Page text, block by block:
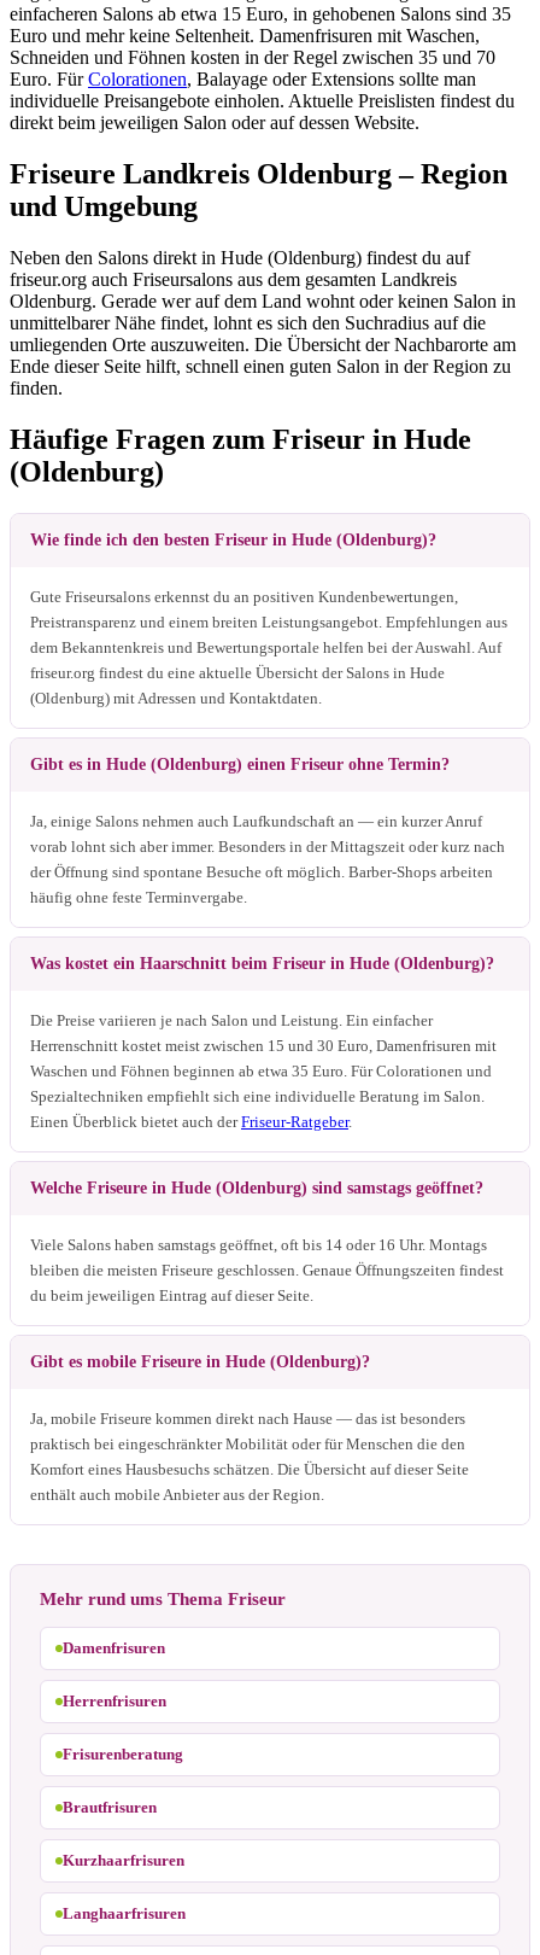
einfacheren Salons ab etwa 15 Euro, in gehobenen Salons sind 35
Euro und mehr keine Seltenheit. Damenfrisuren mit Waschen,
Schneiden und Föhnen kosten in der Regel zwischen 35 und 70
Euro. FürColorationen, Balayage oder Extensions sollte man
individuelle Preisangebote einholen. Aktuelle Preislisten findest du
direkt beim jeweiligen Salon oder auf dessen Website.
Friseure Landkreis Oldenburg – Region
und Umgebung
Neben den Salons direkt in Hude (Oldenburg) findest du auf
friseur.org auch Friseursalons aus dem gesamten Landkreis
Oldenburg. Gerade wer auf dem Land wohnt oder keinen Salon in
unmittelbarer Nähe findet, lohnt es sich den Suchradius auf die
umliegenden Orte auszuweiten. Die Übersicht der Nachbarorte am
Ende dieser Seite hilft, schnell einen guten Salon in der Region zu
finden.
Häufige Fragen zum Friseur in Hude
(Oldenburg)
Wie finde ich den besten Friseur in Hude (Oldenburg)?
Gute Friseursalons erkennst du an positiven Kundenbewertungen,
Preistransparenz und einem breiten Leistungsangebot. Empfehlungen aus
dem Bekanntenkreis und Bewertungsportale helfen bei der Auswahl. Auf
friseur.org findest du eine aktuelle Übersicht der Salons in Hude
(Oldenburg) mit Adressen und Kontaktdaten.
Gibt es in Hude (Oldenburg) einen Friseur ohne Termin?
Ja, einige Salons nehmen auch Laufkundschaft an — ein kurzer Anruf
vorab lohnt sich aber immer. Besonders in der Mittagszeit oder kurz nach
der Öffnung sind spontane Besuche oft möglich. Barber-Shops arbeiten
häufig ohne feste Terminvergabe.
Was kostet ein Haarschnitt beim Friseur in Hude (Oldenburg)?
Die Preise variieren je nach Salon und Leistung. Ein einfacher
Herrenschnitt kostet meist zwischen 15 und 30 Euro, Damenfrisuren mit
Waschen und Föhnen beginnen ab etwa 35 Euro. Für Colorationen und
Spezialtechniken empfiehlt sich eine individuelle Beratung im Salon.
Einen Überblick bietet auch derFriseur-Ratgeber.
Welche Friseure in Hude (Oldenburg) sind samstags geöffnet?
Viele Salons haben samstags geöffnet, oft bis 14 oder 16 Uhr. Montags
bleiben die meisten Friseure geschlossen. Genaue Öffnungszeiten findest
du beim jeweiligen Eintrag auf dieser Seite.
Gibt es mobile Friseure in Hude (Oldenburg)?
Ja, mobile Friseure kommen direkt nach Hause — das ist besonders
praktisch bei eingeschränkter Mobilität oder für Menschen die den
Komfort eines Hausbesuchs schätzen. Die Übersicht auf dieser Seite
enthält auch mobile Anbieter aus der Region.
Mehr rund ums Thema Friseur
Damenfrisuren
Herrenfrisuren
Frisurenberatung
Brautfrisuren
Kurzhaarfrisuren
Langhaarfrisuren